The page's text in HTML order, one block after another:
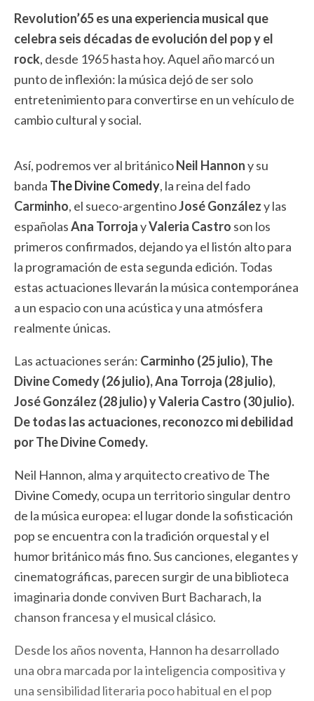
Revolution’65 es una experiencia musical que
celebra seis décadas de evolución del pop y el
rock, desde 1965 hasta hoy. Aquel año marcó un
punto de inflexión: la música dejó de ser solo
entretenimiento para convertirse en un vehículo de
cambio cultural y social.
Así, podremos ver al británicoNeil Hannony su
banda The Divine Comedy, la reina del fado
Carminho, el sueco-argentinoJosé Gonzálezy las
españolasAna TorrojayValeria Castro son los
primeros confirmados, dejando ya el listón alto para
la programación de esta segunda edición. Todas
estas actuaciones llevarán la música contemporánea
a un espacio con una acústica y una atmósfera
realmente únicas.
Las actuaciones serán: Carminho (25 julio), The
Divine Comedy (26 julio), Ana Torroja (28 julio),
José González (28 julio) y Valeria Castro (30 julio).
De todas las actuaciones, reconozco mi debilidad
por The Divine Comedy.
Neil Hannon, alma y arquitecto creativo de The
Divine Comedy, ocupa un territorio singular dentro
de la música europea: el lugar donde la sofisticación
pop se encuentra con la tradición orquestal y el
humor británico más fino. Sus canciones, elegantes y
cinematográficas, parecen surgir de una biblioteca
imaginaria donde conviven Burt Bacharach, la
chanson francesa y el musical clásico.
Desde los años noventa, Hannon ha desarrollado
una obra marcada por la inteligencia compositiva y
una sensibilidad literaria poco habitual en el pop